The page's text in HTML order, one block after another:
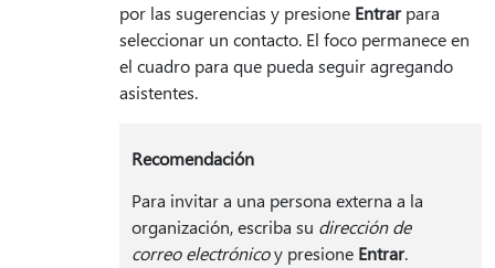
por las sugerencias y presione Entrarpara
seleccionar un contacto. El foco permanece en
el cuadro para que pueda seguir agregando
asistentes.
Recomendación
Para invitar a una persona externa a la
organización, escriba su dirección de
correo electrónicoy presione Entrar.